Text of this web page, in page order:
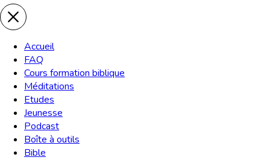
Accueil
FAQ
Cours formation biblique
Méditations
Etudes
Jeunesse
Podcast
Boîte à outils
Bible